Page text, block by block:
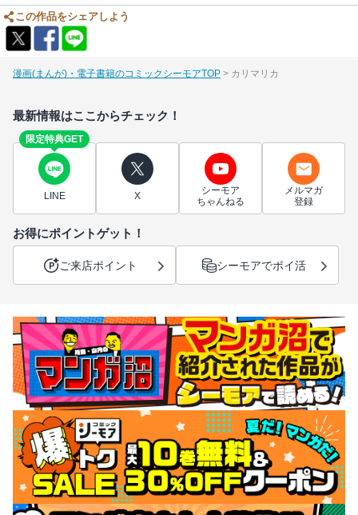
この作品をシェアしよう
漫画(まんが)・電子書籍のコミックシーモアTOP カリマリカ
最新情報はここからチェック！
限定特典GET
LINE X
シーモア
ちゃんねる
メルマガ
登録
お得にポイントゲット！
ご来店ポイント シーモアでポイ活